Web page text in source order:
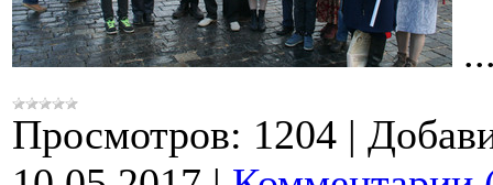
Просмотров: 1204 |